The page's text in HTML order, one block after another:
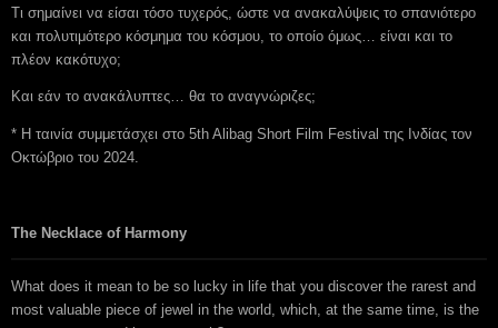
Τι σημαίνει να είσαι τόσο τυχερός, ώστε να ανακαλύψεις το σπανιότερο
και πολυτιμότερο κόσμημα του κόσμου, το οποίο όμως… είναι και το
πλέον κακότυχο;
Και εάν το ανακάλυπτες… θα το αναγνώριζες;
* Η ταινία συμμετάσχει στο 5th Alibag Short Film Festival της Ινδίας τον
Οκτώβριο του 2024.
The Necklace of Harmony
What does it mean to be so lucky in life that you discover the rarest and
most valuable piece of jewel in the world, which, at the same time, is the